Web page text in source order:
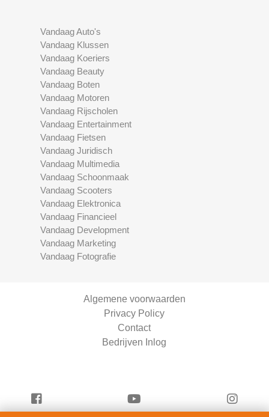
Vandaag Auto's
Vandaag Klussen
Vandaag Koeriers
Vandaag Beauty
Vandaag Boten
Vandaag Motoren
Vandaag Rijscholen
Vandaag Entertainment
Vandaag Fietsen
Vandaag Juridisch
Vandaag Multimedia
Vandaag Schoonmaak
Vandaag Scooters
Vandaag Elektronica
Vandaag Financieel
Vandaag Development
Vandaag Marketing
Vandaag Fotografie
Algemene voorwaarden
Privacy Policy
Contact
Bedrijven Inlog